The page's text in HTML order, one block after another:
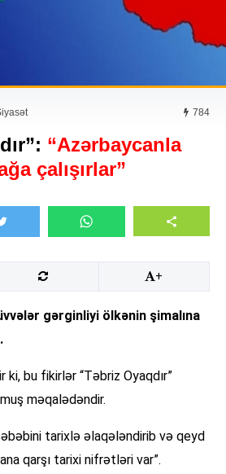
784
“Azərbaycanla
çalışırlar”
+
gərginliyi ölkənin şimalına
ki, bu fikirlər “Təbriz Oyaqdır”
məqalədəndir.
tarixlə əlaqələndirib və qeyd
qarşı tarixi nifrətləri var”.